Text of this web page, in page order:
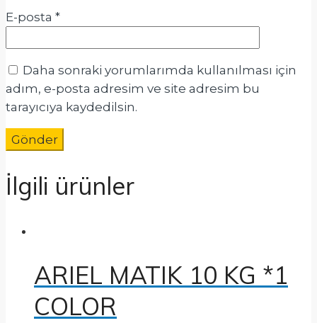
E-posta *
Daha sonraki yorumlarımda kullanılması için
adım, e-posta adresim ve site adresim bu
tarayıcıya kaydedilsin.
İlgili ürünler
ARIEL MATIK 10 KG *1
COLOR